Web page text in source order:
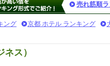
売れ筋順
ング 京都 ホテル ランキング
ス）